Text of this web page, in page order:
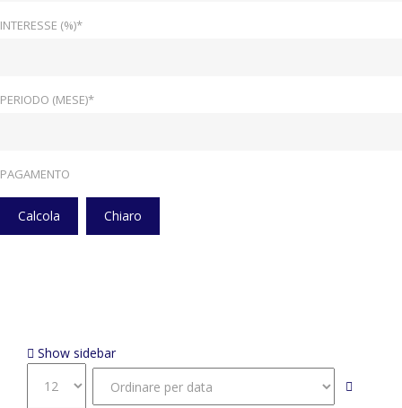
INTERESSE (%)*
PERIODO (MESE)*
PAGAMENTO
Calcola Chiaro
Show sidebar